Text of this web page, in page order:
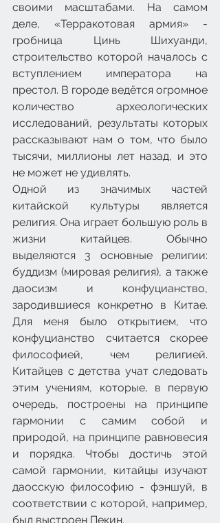
своими масштабами. На самом
деле, «Терракотовая армия» -
гробница Цинь Шихуанди,
строительство которой началось с
вступлением императора на
престол. В городе ведётся огромное
количество археологических
исследований, результаты которых
рассказывают нам о том, что было
тысячи, миллионы лет назад, и это
не может не удивлять.
Одной из значимых частей
китайской культуры является
религия. Она играет большую роль в
жизни китайцев. Обычно
выделяются 3 основные религии:
буддизм (мировая религия), а также
даосизм и конфуцианство,
зародившиеся конкретно в Китае.
Для меня было открытием, что
конфуцианство считается скорее
философией, чем религией.
Китайцев с детства учат следовать
этим учениям, которые, в первую
очередь, построены на принципе
гармонии с самим собой и
природой, на принципе равновесия
и порядка. Чтобы достичь этой
самой гармонии, китайцы изучают
даосскую философию - фэншуй, в
соответствии с которой, например,
был выстроен Пекин.